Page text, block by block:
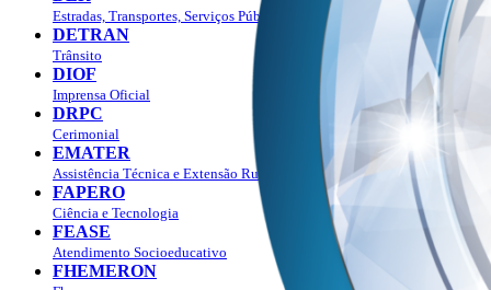
Estradas, Transportes, Serviços Públicos
DETRAN
Trânsito
DIOF
Imprensa Oficial
DRPC
Cerimonial
EMATER
Assistência Técnica e Extensão Rural
FAPERO
Ciência e Tecnologia
FEASE
Atendimento Socioeducativo
FHEMERON